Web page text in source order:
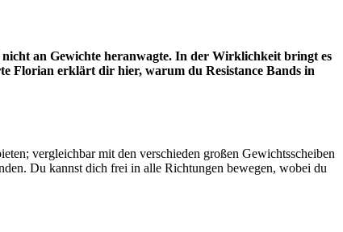
an Gewichte heranwagte. In der Wirklichkeit bringt es
Florian erklärt dir hier, warum du Resistance Bands in
vergleichbar mit den verschieden großen Gewichtsscheiben
Du kannst dich frei in alle Richtungen bewegen, wobei du